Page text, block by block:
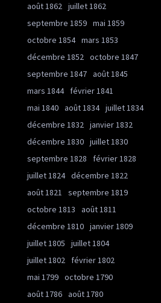
août 1862 juillet 1862
septembre 1859 mai 1859
octobre 1854 mars 1853
décembre 1852 octobre 1847
septembre 1847 août 1845
mars 1844
février 1841
mai 1840 août 1834 juillet 1834
décembre 1832 janvier 1832
décembre 1830 juillet 1830
septembre 1828
février 1828
juillet 1824 décembre 1822
août 1821
septembre 1819
octobre 1813
août 1811
décembre 1810 janvier 1809
juillet 1805
juillet 1804
juillet 1802
février 1802
mai 1799 octobre 1790
août 1786 août 1780